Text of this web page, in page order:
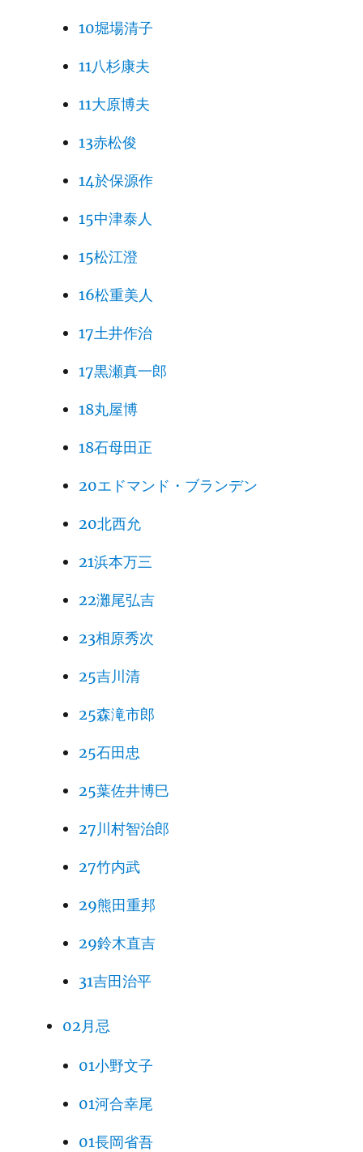
10堀場清子
11八杉康夫
11大原博夫
13赤松俊
14於保源作
15中津泰人
15松江澄
16松重美人
17土井作治
17黒瀬真一郎
18丸屋博
18石母田正
20エドマンド・ブランデン
20北西允
21浜本万三
22灘尾弘吉
23相原秀次
25吉川清
25森滝市郎
25石田忠
25葉佐井博巳
27川村智治郎
27竹内武
29熊田重邦
29鈴木直吉
31吉田治平
02月忌
01小野文子
01河合幸尾
01長岡省吾